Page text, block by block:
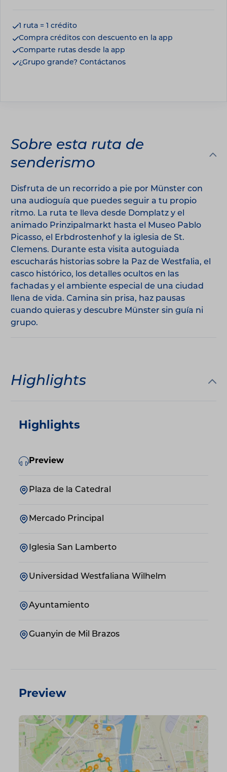
1 ruta = 1 crédito
Compra créditos con descuento en la app
Comparte rutas desde la app
¿Grupo grande? Contáctanos
Sobre esta ruta de
senderismo
Disfruta de un recorrido a pie por Münster con
una audioguía que puedes seguir a tu propio
ritmo. La ruta te lleva desde Domplatz y el
animado Prinzipalmarkt hasta el Museo Pablo
Picasso, el Erbdrostenhof y la iglesia de St.
Clemens. Durante esta visita autoguiada
escucharás historias sobre la Paz de Westfalia, el
casco histórico, los detalles ocultos en las
fachadas y el ambiente especial de una ciudad
llena de vida. Camina sin prisa, haz pausas
cuando quieras y descubre Münster sin guía ni
grupo.
Highlights
Highlights
Preview
Plaza de la Catedral
Mercado Principal
Iglesia San Lamberto
Universidad Westfaliana Wilhelm
Ayuntamiento
Guanyin de Mil Brazos
Preview